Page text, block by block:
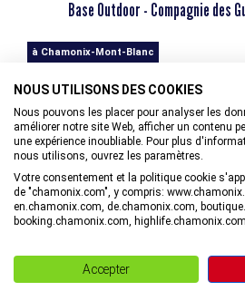
Base Outdoor - Compagnie des
à Chamonix-Mont-Blanc
MAIL +33(0)4. VOIR LE NUMÉRO
Rejoignez la communauté
PARTAGEZ VOTRE EXPÉRIENCE
NOUS UTILISONS DES COOKIES
Nous pouvons les placer pour analyser les
améliorer notre site Web, afficher un contenu
une expérience inoubliable. Pour plus
nous utilisons, ouvrez les paramètres.
Votre consentement et la politique cookie
de "chamonix.com", y compris:
en.chamonix.com, de.chamonix.com,
booking.chamonix.com,
Accepter